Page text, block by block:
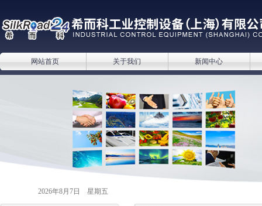
网站首页 关于我们 新闻中心
2026年8月7日 星期五